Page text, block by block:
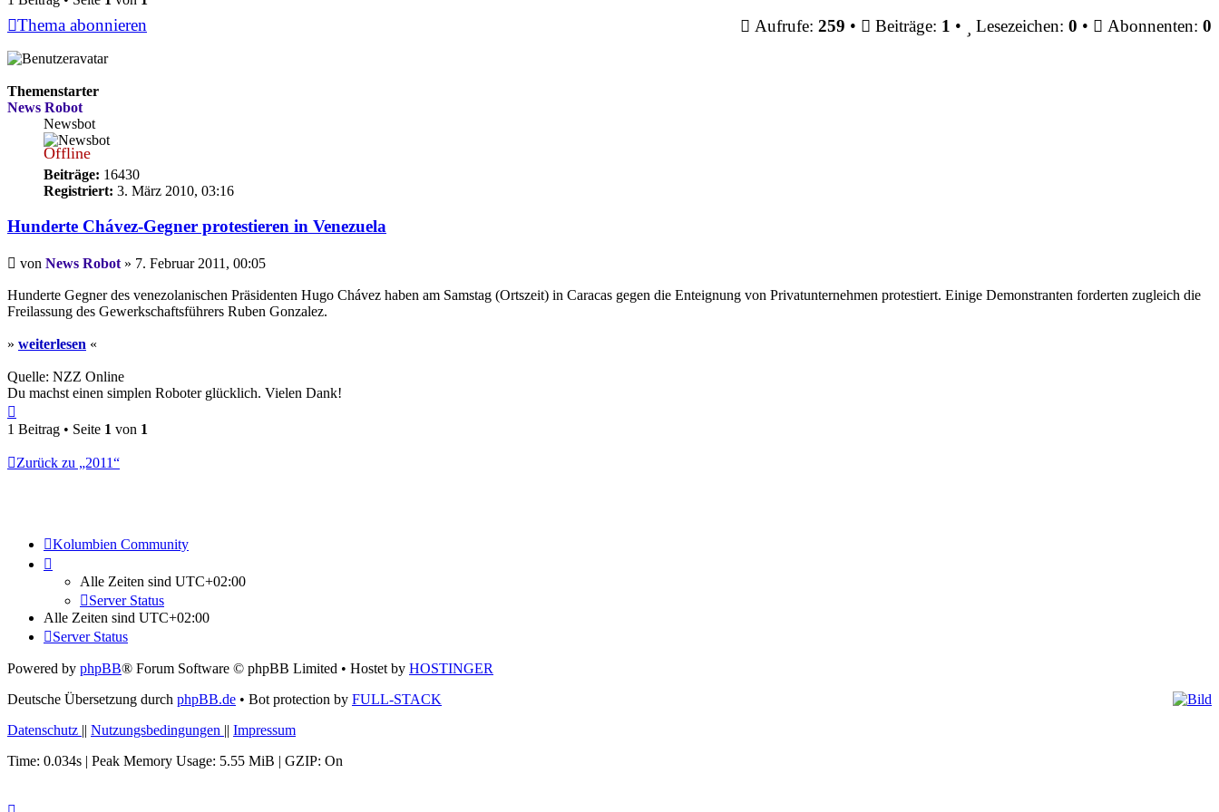
Thema abonnieren Aufrufe: 259 • Beiträge: 1 • Lesezeichen: 0 • Abonnenten: 0
Themenstarter
News Robot
Newsbot
Offline
Beiträge: 16430
Registriert: 3. März 2010, 03:16
Hunderte Chávez-Gegner protestieren in Venezuela
Beitrag
von News Robot » 7. Februar 2011, 00:05
Hunderte Gegner des venezolanischen Präsidenten Hugo Chávez haben am Samstag (Ortszeit) in Caracas gegen die Enteignung von Privatunternehmen protestiert. Einige Demonstranten forderten zugleich die
Freilassung des Gewerkschaftsführers Ruben Gonzalez.
» weiterlesen «
Quelle: NZZ Online
Du machst einen simplen Roboter glücklich. Vielen Dank!
oben
1 Beitrag • Seite 1 von 1
Zurück zu „2011“
Kolumbien Community
Alle Zeiten sind UTC+02:00
Server Status
Alle Zeiten sind UTC+02:00
Server Status
Powered by phpBB® Forum Software © phpBB Limited • Hostet by HOSTINGER
Deutsche Übersetzung durch phpBB.de • Bot protection by FULL-STACK
Datenschutz || Nutzungsbedingungen || Impressum
Time: 0.034s | Peak Memory Usage: 5.55 MiB | GZIP: On